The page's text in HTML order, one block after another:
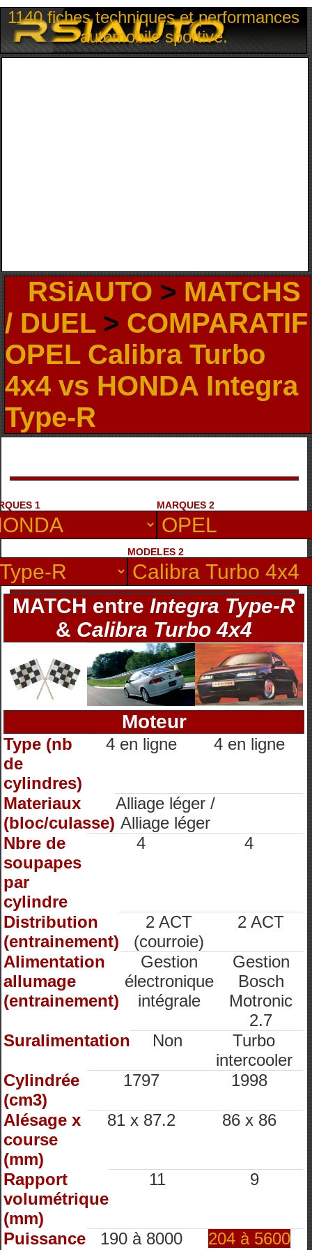
1140 fiches techniques et performances
automobile sportive.
RSiAUTO > MATCHS
/ DUEL> COMPARATIF
OPEL Calibra Turbo
4x4 vs HONDA Integra
Type-R
1 MARQUES 2
MODELES 2
MATCH entreIntegra Type-R
& Calibra Turbo 4x4
Moteur
Type (nb
de
cylindres)
4 en ligne 4 en ligne
Materiaux
(bloc/culasse)
Alliage léger /
Alliage léger
Nbre de
soupapes
par
cylindre
4 4
Distribution
(entrainement)
2 ACT
(courroie)
2 ACT
Alimentation
allumage
(entrainement)
Gestion
électronique
intégrale
Gestion
Bosch
Motronic
2.7
Suralimentation
Non
Turbo
intercooler
Cylindrée
(cm3)
1797 1998
Alésage x
course
(mm)
81 x 87.2 86 x 86
Rapport
volumétrique
(mm)
11 9
Puissance
190 à 8000 204 à 5600